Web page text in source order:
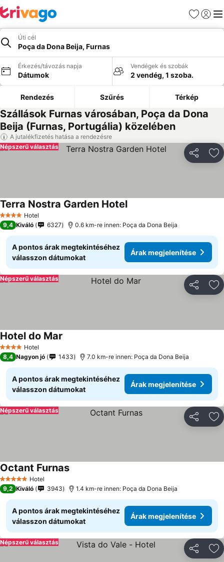
Kedvencek
Úti cél
Poça da Dona Beija, Furnas
Érkezés/távozás napja
Dátumok
Vendégek és szobák
2 vendég, 1 szoba.
Rendezés Szűrés Térkép
Szállások Furnas városában, Poça da Dona
Beija (Furnas, Portugália) közelében
A jutalékfizetés hatása a rendezésre
Népszerű választás
4 KategóriaHotel
Terra Nostra Garden Hotel
9,4 Kiváló 6327 0.6 km-re innen: Poça da Dona Beija
A pontos árak megtekintéséhez
válasszon dátumokat
Árak megjelenítése
Népszerű választás
4 KategóriaHotel
Hotel do Mar
8,4 Nagyon jó 1433 7.0 km-re innen: Poça da Dona Beija
A pontos árak megtekintéséhez
válasszon dátumokat
Árak megjelenítése
Népszerű választás
5 KategóriaHotel
Octant Furnas
9,2 Kiváló 3943 1.4 km-re innen: Poça da Dona Beija
A pontos árak megtekintéséhez
válasszon dátumokat
Árak megjelenítése
Népszerű választás